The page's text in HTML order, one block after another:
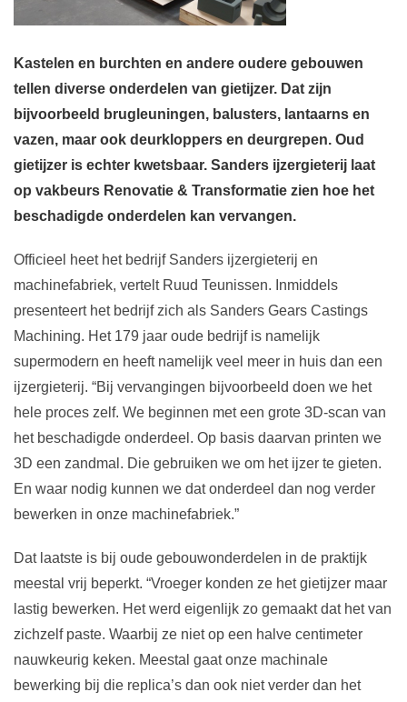
Kastelen en burchten en andere oudere gebouwen
tellen diverse onderdelen van gietijzer. Dat zijn
bijvoorbeeld brugleuningen, balusters, lantaarns en
vazen, maar ook deurkloppers en deurgrepen. Oud
gietijzer is echter kwetsbaar. Sanders ijzergieterij laat
op vakbeurs Renovatie & Transformatie zien hoe het
beschadigde onderdelen kan vervangen.
Officieel heet het bedrijf Sanders ijzergieterij en
machinefabriek, vertelt Ruud Teunissen. Inmiddels
presenteert het bedrijf zich als Sanders Gears Castings
Machining. Het 179 jaar oude bedrijf is namelijk
supermodern en heeft namelijk veel meer in huis dan een
ijzergieterij. “Bij vervangingen bijvoorbeeld doen we het
hele proces zelf. We beginnen met een grote 3D-scan van
het beschadigde onderdeel. Op basis daarvan printen we
3D een zandmal. Die gebruiken we om het ijzer te gieten.
En waar nodig kunnen we dat onderdeel dan nog verder
bewerken in onze machinefabriek.”
Dat laatste is bij oude gebouwonderdelen in de praktijk
meestal vrij beperkt. “Vroeger konden ze het gietijzer maar
lastig bewerken. Het werd eigenlijk zo gemaakt dat het van
zichzelf paste. Waarbij ze niet op een halve centimeter
nauwkeurig keken. Meestal gaat onze machinale
bewerking bij die replica’s dan ook niet verder dan het